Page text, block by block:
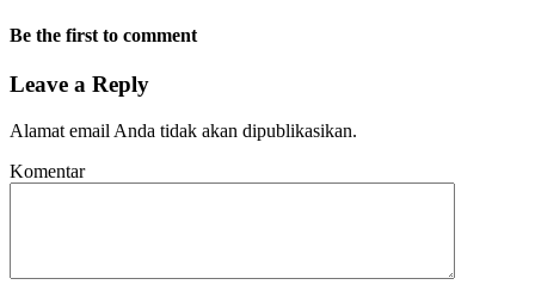
Be the first to comment
Leave a Reply
Alamat email Anda tidak akan dipublikasikan.
Komentar